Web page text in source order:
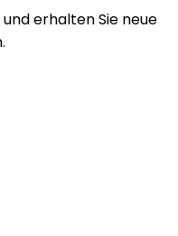
erhalten Sie neue